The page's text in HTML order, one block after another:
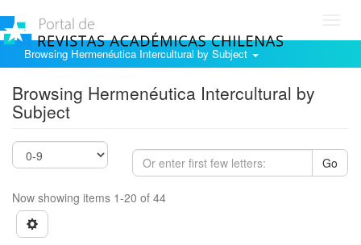
Browsing Hermenéutica Intercultural by Subject
Browsing Hermenéutica Intercultural by
Subject
Go
Now showing items 1-20 of 44